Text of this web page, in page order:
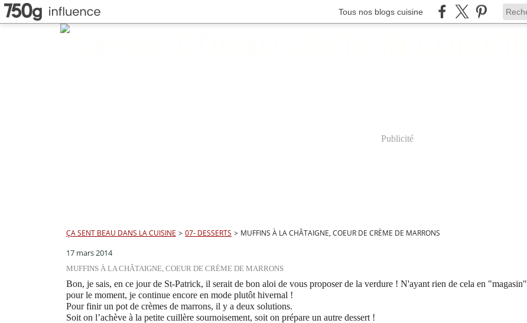
Tous nos blogs cuisine
Publicité
ÇA SENT BEAU DANS LA CUISINE > 07- DESSERTS > MUFFINS À LA CHÂTAIGNE, COEUR DE CRÈME DE MARRONS
17 mars 2014
MUFFINS À LA CHÂTAIGNE, COEUR DE CRÈME DE MARRONS
Bon, je sais, en ce jour de St-Patrick, il serait de bon aloi de vous proposer de la verdure ! N'ayant rien de cela en "magasin"
pour le moment, je continue encore en mode plutôt hivernal !
Pour finir un pot de crèmes de marrons, il y a deux solutions.
Soit on l’achève à la petite cuillère sournoisement, soit on prépare un autre dessert !